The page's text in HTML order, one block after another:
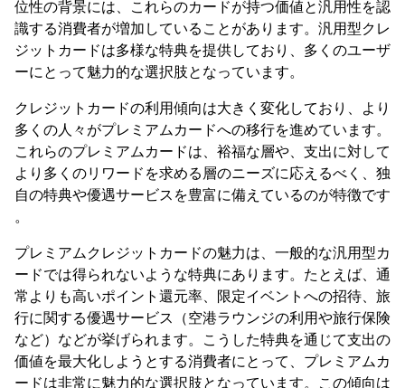
位性の背景には、これらのカードが持つ価値と汎用性を認
識する消費者が増加していることがあります。汎用型クレ
ジットカードは多様な特典を提供しており、多くのユーザ
ーにとって魅力的な選択肢となっています。
クレジットカードの利用傾向は大きく変化しており、より
多くの人々がプレミアムカードへの移行を進めています。
これらのプレミアムカードは、裕福な層や、支出に対して
より多くのリワードを求める層のニーズに応えるべく、独
自の特典や優遇サービスを豊富に備えているのが特徴です
。
プレミアムクレジットカードの魅力は、一般的な汎用型カ
ードでは得られないような特典にあります。たとえば、通
常よりも高いポイント還元率、限定イベントへの招待、旅
行に関する優遇サービス（空港ラウンジの利用や旅行保険
など）などが挙げられます。こうした特典を通じて支出の
価値を最大化しようとする消費者にとって、プレミアムカ
ードは非常に魅力的な選択肢となっています。この傾向は